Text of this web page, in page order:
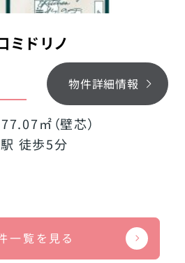
ミドリノ
物件詳細情報
㎡（壁芯）
駅 徒歩5分
一覧を見る